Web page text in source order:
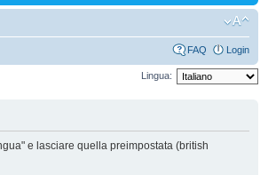
FAQ Login
Lingua:
e lasciare quella preimpostata (british